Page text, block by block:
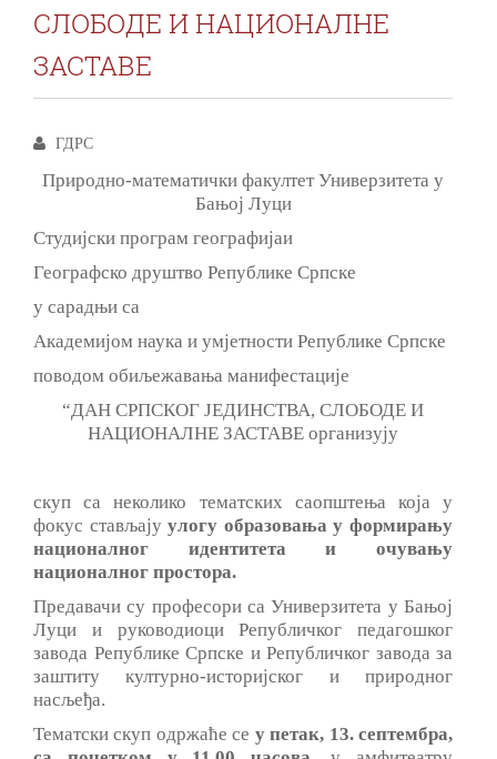
СЛОБОДЕ И НАЦИОНАЛНЕ
ЗАСТАВЕ
ГДРС
Природно-математички факултет Универзитета у
Бањој Луци
Студијски програм географијаи
Географско друштво Републике Српске
у сарадњи са
Академијом наука и умјетности Републике Српске
поводом обиљежавања манифестације
“ДАН СРПСКОГ ЈЕДИНСТВА, СЛОБОДЕ И
НАЦИОНАЛНЕ ЗАСТАВЕ организују
скуп са неколико тематских саопштења која у
фокус стављајуулогу образовања у формирању
националног идентитета и очувању
националног простора.
Предавачи су професори са Универзитета у Бањој
Луци и руководиоци Републичког педагошког
завода Републике Српске и Републичког завода за
заштиту културно-историјског и природног
насљеђа.
Тематски скуп одржаће се у петак, 13. септембра,